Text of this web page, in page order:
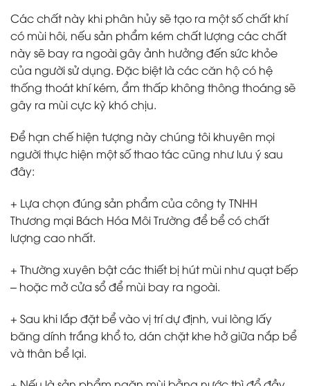
Các chất này khi phân hủy sẽ tạo ra một số chất khí
có mùi hôi, nếu sản phẩm kém chất lượng các chất
này sẽ bay ra ngoài gây ảnh hưởng đến sức khỏe
của người sử dụng. Đặc biệt là các căn hộ có hệ
thống thoát khí kém, ẩm thấp không thông thoáng sẽ
gây ra mùi cực kỳ khó chịu.
Để hạn chế hiện tượng này chúng tôi khuyên mọi
người thực hiện một số thao tác cũng như lưu ý sau
đây:
+ Lựa chọn đúng sản phẩm của công ty TNHH
Thương mại Bách Hóa Môi Trường để bể có chất
lượng cao nhất.
+ Thường xuyên bật các thiết bị hút mùi như quạt bếp
– hoặc mở cửa sổ để mùi bay ra ngoài.
+ Sau khi lắp đặt bể vào vị trí dự định, vui lòng lấy
băng dính trắng khổ to, dán chặt khe hở giữa nắp bể
và thân bể lại.